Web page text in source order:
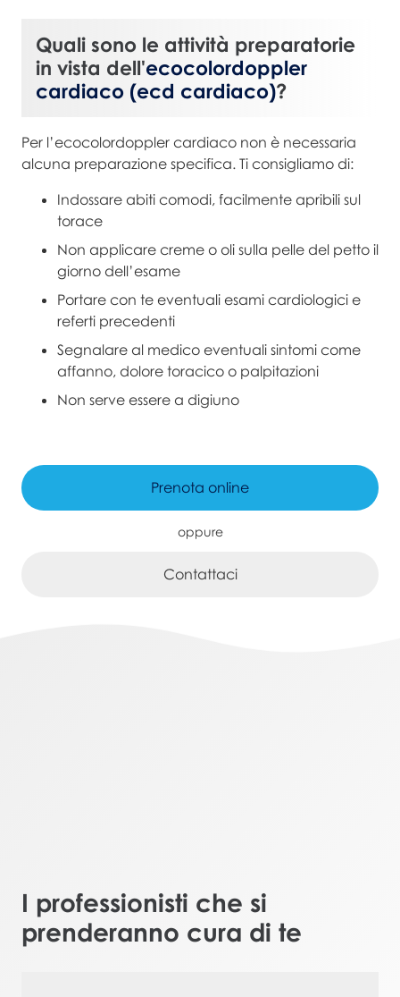
Quali sono le attività preparatorie
in vista dell'ecocolordoppler
cardiaco (ecd cardiaco)?
Per l’ecocolordoppler cardiaco non è necessaria
alcuna preparazione specifica. Ti consigliamo di:
Indossare abiti comodi, facilmente apribili sul
torace
Non applicare creme o oli sulla pelle del petto il
giorno dell’esame
Portare con te eventuali esami cardiologici e
referti precedenti
Segnalare al medico eventuali sintomi come
affanno, dolore toracico o palpitazioni
Non serve essere a digiuno
Prenota online
oppure
Contattaci
I professionisti che si
prenderanno cura di te